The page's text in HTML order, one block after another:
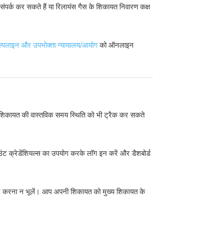
संपर्क कर सकते हैं या रिलायंस गैस के शिकायत निवारण कक्ष
और उपभोक्ता न्यायालय/आयोगको ऑनलाइन
की वास्तविक समय स्थिति को भी ट्रैक कर सकते
क्रेडेंशियल्स का उपयोग करके लॉग इन करें और डैशबोर्ड
करना न भूलें। आप अपनी शिकायत को मुख्य शिकायत के